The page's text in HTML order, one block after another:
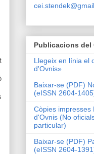
Publicacions del
Llegeix en línia el
d'Ovnis»
Baixar-se (PDF)
(eISSN 2604-
Còpies impresses
d'Ovnis (No
particular)
Baixar-se (PDF)
(eISSN 2604-